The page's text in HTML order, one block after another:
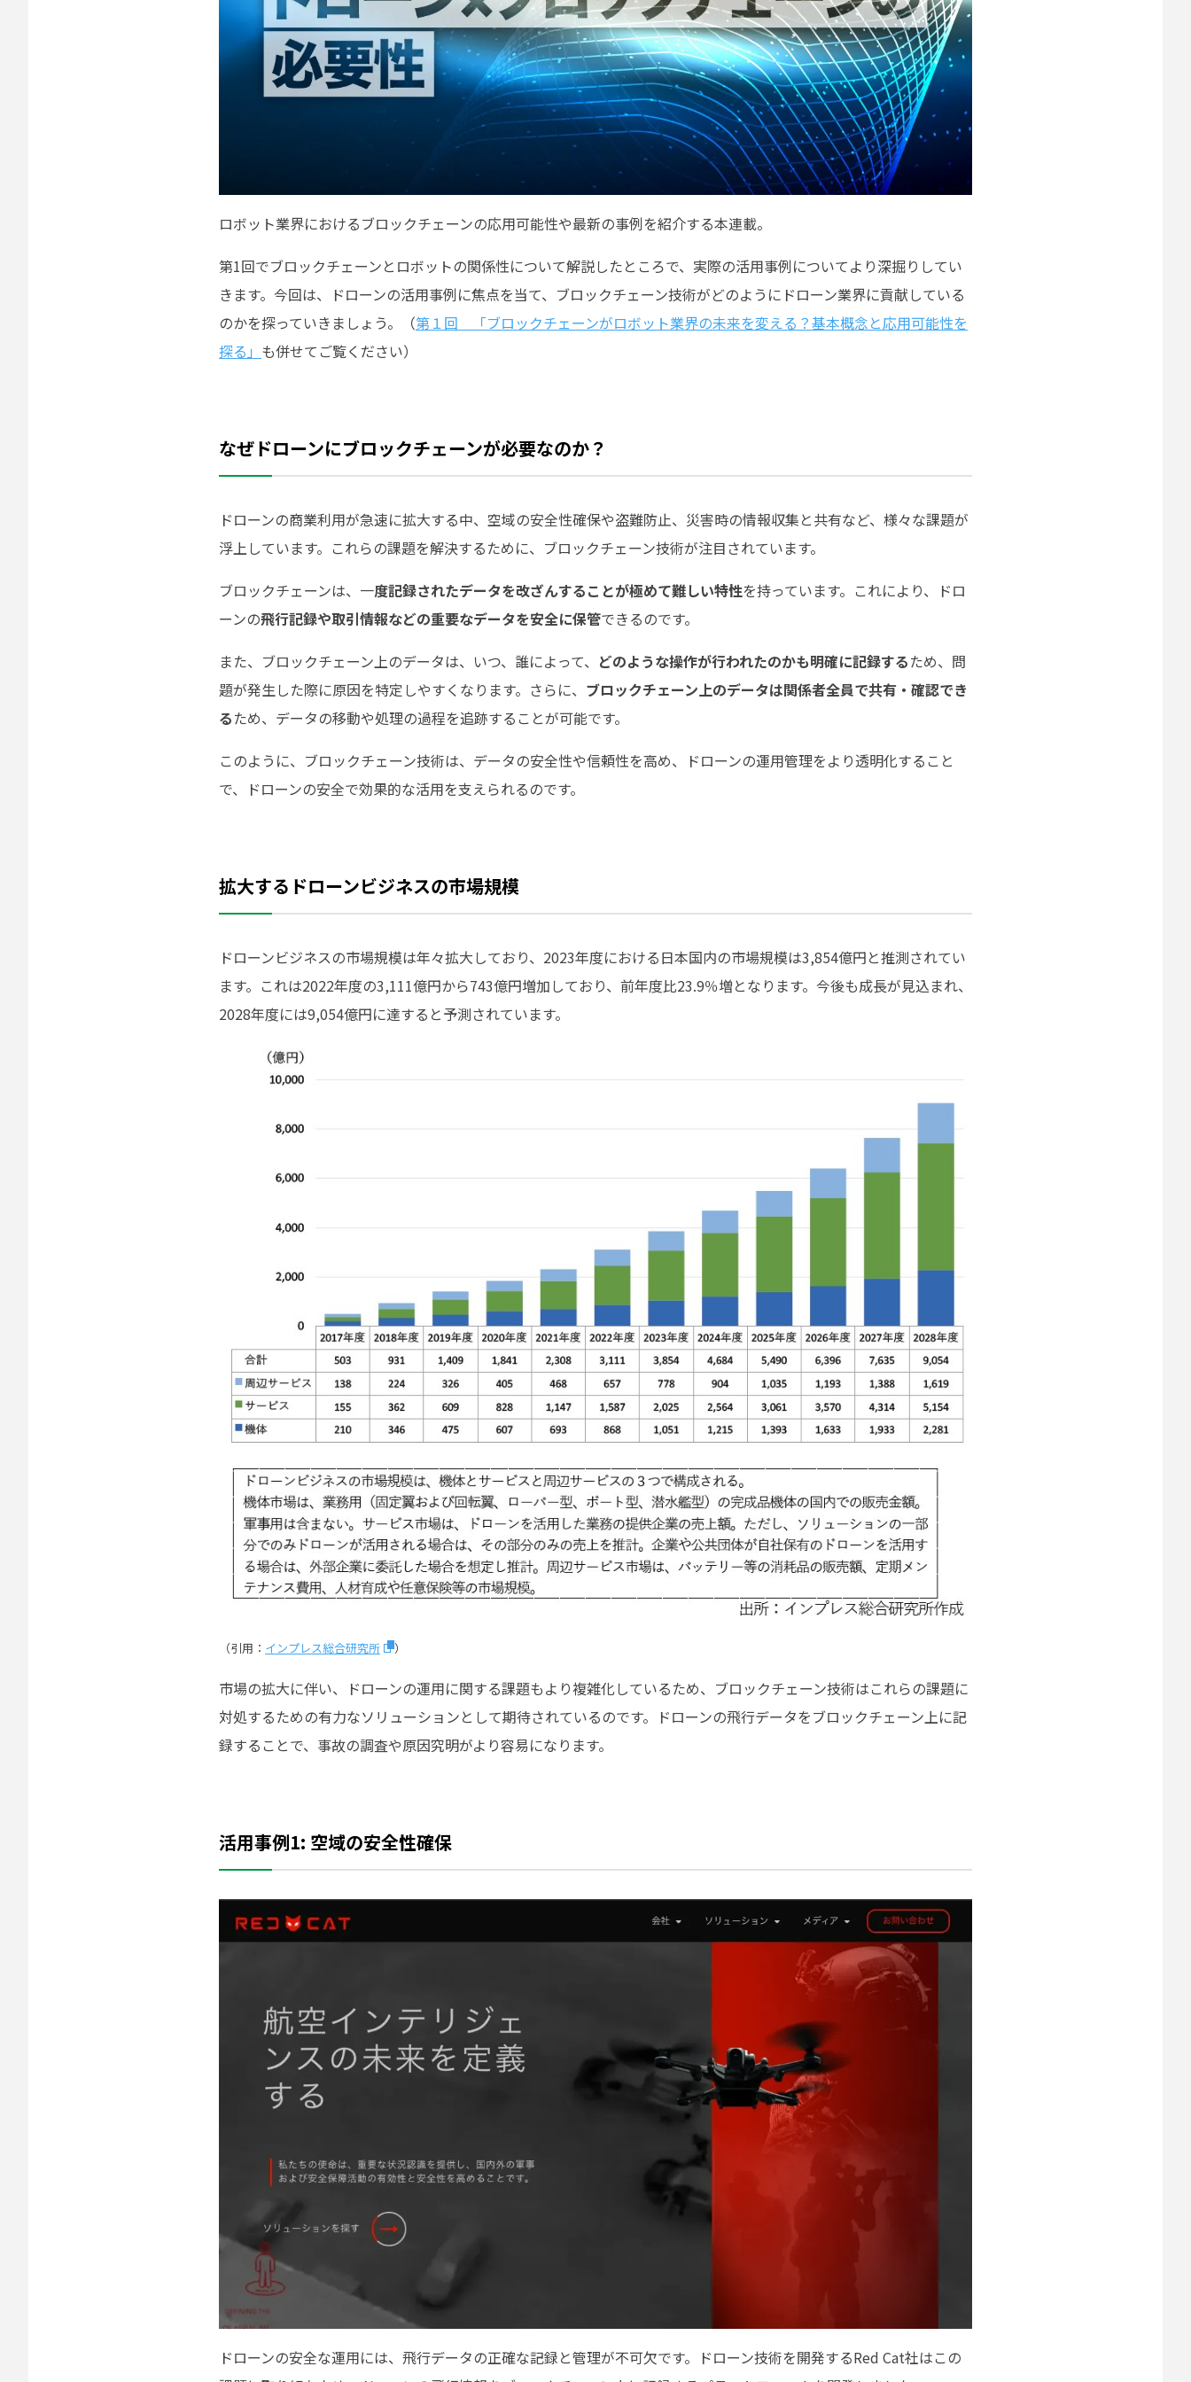
ロボット業界におけるブロックチェーンの応用可能性や最新の事例を紹介する本連載。
第1回でブロックチェーンとロボットの関係性について解説したところで、実際の活用事例についてより深掘りしてい
きます。今回は、ドローンの活用事例に焦点を当て、ブロックチェーン技術がどのようにドローン業界に貢献している
のかを探っていきましょう。（第１回 「ブロックチェーンがロボット業界の未来を変える？基本概念と応用可能性を
探る」 も併せてご覧ください）
なぜドローンにブロックチェーンが必要なのか？
ドローンの商業利用が急速に拡大する中、空域の安全性確保や盗難防止、災害時の情報収集と共有など、様々な課題が
浮上しています。これらの課題を解決するために、ブロックチェーン技術が注目されています。
ブロックチェーンは、一度記録されたデータを改ざんすることが極めて難しい特性を持っています。これにより、ドロ
ーンの飛行記録や取引情報などの重要なデータを安全に保管できるのです。
また、ブロックチェーン上のデータは、いつ、誰によって、 どのような操作が行われたのかも明確に記録するため、問
題が発生した際に原因を特定しやすくなります。さらに、 ブロックチェーン上のデータは関係者全員で共有・確認でき
るため、データの移動や処理の過程を追跡することが可能です。
このように、ブロックチェーン技術は、データの安全性や信頼性を高め、ドローンの運用管理をより透明化すること
で、ドローンの安全で効果的な活用を支えられるのです。
拡大するドローンビジネスの市場規模
ドローンビジネスの市場規模は年々拡大しており、2023年度における日本国内の市場規模は3,854億円と推測されてい
ます。これは2022年度の3,111億円から743億円増加しており、前年度比23.9％増となります。今後も成長が見込まれ、
2028年度には9,054億円に達すると予測されています。
（引用： インプレス総合研究所 ）
市場の拡大に伴い、ドローンの運用に関する課題もより複雑化しているため、ブロックチェーン技術はこれらの課題に
対処するための有力なソリューションとして期待されているのです。ドローンの飛行データをブロックチェーン上に記
録することで、事故の調査や原因究明がより容易になります。
活用事例1: 空域の安全性確保
ドローンの安全な運用には、飛行データの正確な記録と管理が不可欠です。ドローン技術を開発するRed Cat社はこの